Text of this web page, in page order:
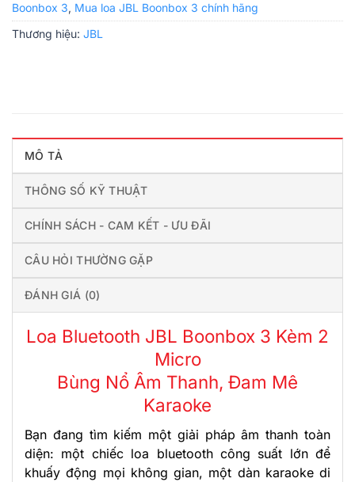
Boonbox 3, Mua loa JBL Boonbox 3 chính hãng
Thương hiệu: JBL
MÔ TẢ
THÔNG SỐ KỸ THUẬT
CHÍNH SÁCH - CAM KẾT - ƯU ĐÃI
CÂU HỎI THƯỜNG GẶP
ĐÁNH GIÁ (0)
Loa Bluetooth JBL Boonbox 3 Kèm 2
Micro
Bùng Nổ Âm Thanh, Đam Mê
Karaoke
Bạn đang tìm kiếm một giải pháp âm thanh toàn
diện: một chiếc loa bluetooth công suất lớn để
khuấy động mọi không gian, một dàn karaoke di